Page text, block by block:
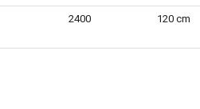
2400 120 cm